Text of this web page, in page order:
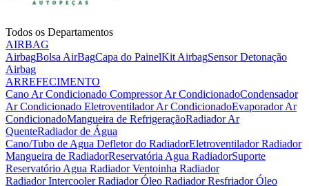
Todos os Departamentos
AIRBAG
AirbagBolsa AirBagCapa do PainelKit AirbagSensor Detonação
Airbag
ARREFECIMENTO
Cano Ar Condicionado Compressor Ar CondicionadoCondensador
Ar Condicionado Eletroventilador Ar CondicionadoEvaporador Ar
CondicionadoMangueira de RefrigeraçãoRadiador Ar
QuenteRadiador de Água
Cano/Tubo de Agua Defletor do RadiadorEletroventilador Radiador
Mangueira de RadiadorReservatória Agua RadiadorSuporte
Reservatório Agua RadiadorVentoinha Radiador
Radiador IntercoolerRadiador Óleo Radiador Resfriador Óleo